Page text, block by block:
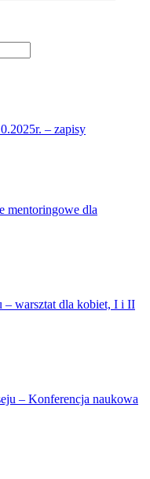
– zapisy
dla
– warsztat dla kobiet, I i II
– Konferencja naukowa